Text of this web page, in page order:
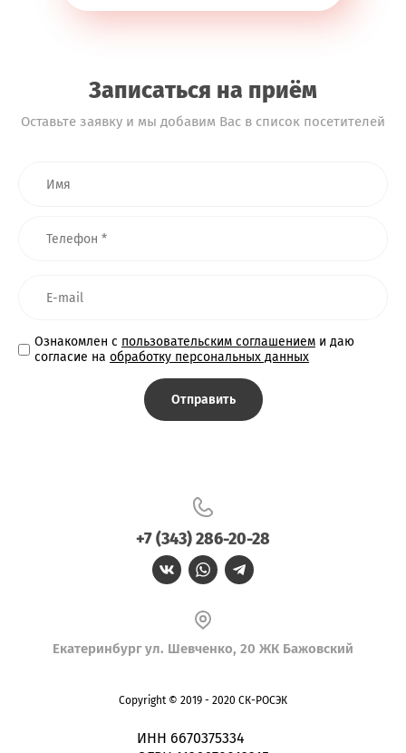
Записаться на приём
Оставьте заявку и мы добавим Вас в список посетителей
Ознакомлен с пользовательским соглашением и даю
согласие на обработку персональных данных
Отправить
+7 (343) 286-20-28
Екатеринбург ул. Шевченко, 20 ЖК Бажовский
Copyright © 2019 - 2020 СК-РОСЭК
ИНН 6670375334